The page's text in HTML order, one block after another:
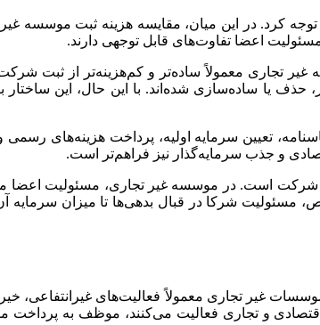
کرد. در این میان، مقایسه هزینه ثبت موسسه
اعضا تفاوت‌های قابل توجهی دارند.
تجاری معمولاً ساده‌تر و کم‌هزینه‌تر از ثبت
یا ساده‌سازی شده‌اند. با این حال، این
سرمایه اولیه، پرداخت هزینه‌های رسمی
و جذب سرمایه‌گذار نیز فراهم‌تر است.
است. در موسسه غیر تجاری، مسئولیت اعضا
مسئولیت شرکا در قبال بدهی‌ها تا میزان سرمایه
غیر تجاری معمولاً فعالیت‌های غیرانتفاعی،
و تجاری فعالیت می‌کنند، موظف به پرداخت